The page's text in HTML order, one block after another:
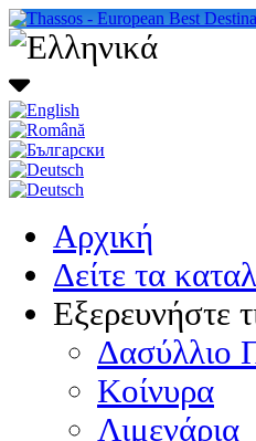
Αρχική
Δείτε τα
Εξερευνήστε
Δασύλλιο
Κοίνυρα
Λιμενάρια